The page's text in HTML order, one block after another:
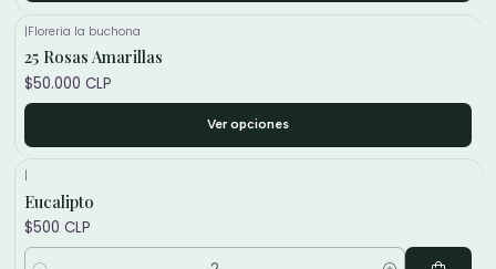
|Floreria la buchona
25 Rosas Amarillas
$50.000 CLP
Ver opciones
|
Eucalipto
$500 CLP